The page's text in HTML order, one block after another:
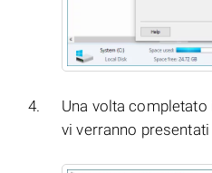
Una volta
vi verranno